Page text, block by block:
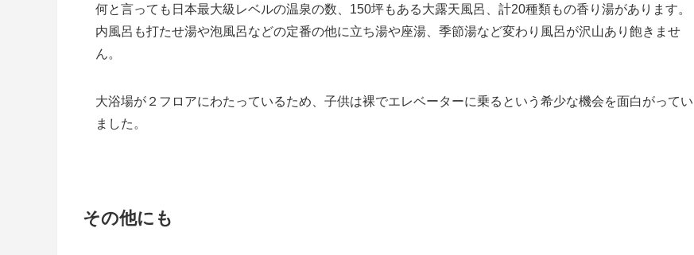
何と言っても日本最大級レベルの温泉の数、150坪もある大露天風呂、計20種類もの香り湯があります。
内風呂も打たせ湯や泡風呂などの定番の他に立ち湯や座湯、季節湯など変わり風呂が沢山あり飽きませ
ん。
大浴場が２フロアにわたっているため、子供は裸でエレベーターに乗るという希少な機会を面白がってい
ました。
その他にも